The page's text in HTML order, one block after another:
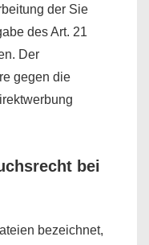
der Sie
des Art. 21
Der
gegen die
bei
bezeichnet,